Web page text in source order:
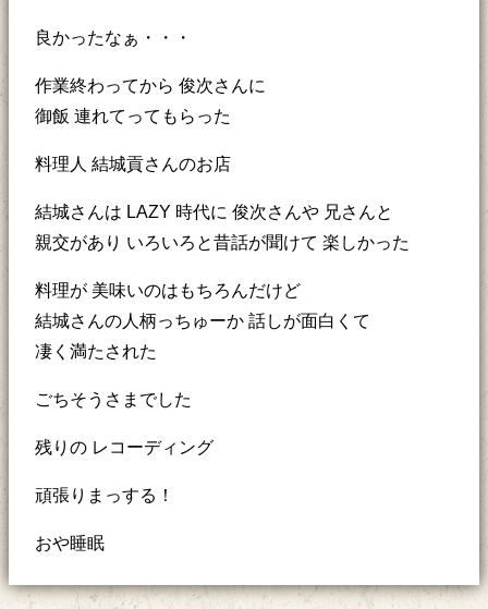
良かったなぁ・・・
作業終わってから 俊次さんに
御飯 連れてってもらった
料理人 結城貢さんのお店
結城さんは LAZY 時代に 俊次さんや 兄さんと
親交があり いろいろと昔話が聞けて 楽しかった
料理が 美味いのはもちろんだけど
結城さんの人柄っちゅーか 話しが面白くて
凄く満たされた
ごちそうさまでした
残りの レコーディング
頑張りまっする！
おや睡眠